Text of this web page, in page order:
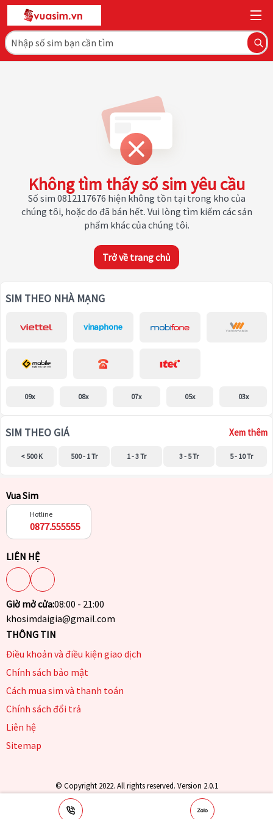
Không tìm thấy số sim yêu cầu
Số sim 0812117676 hiện không tồn tại trong kho của
chúng tôi, hoặc do đã bán hết. Vui lòng tìm kiếm các sản
phẩm khác của chúng tôi.
Trở về trang chủ
SIM THEO NHÀ MẠNG
09x 08x 07x 05x 03x
SIM THEO GIÁ Xem thêm
< 500 K 500 - 1 Tr 1 - 3 Tr 3 - 5 Tr 5 - 10 Tr
Vua Sim
Hotline
0877.555555
LIÊN HỆ
Giờ mở cửa:08:00 - 21:00
khosimdaigia@gmail.com
THÔNG TIN
Điều khoản và điều kiện giao dịch
Chính sách bảo mật
Cách mua sim và thanh toán
Chính sách đổi trả
Liên hệ
Sitemap
© Copyright 2022. All rights reserved. Version 2.0.1